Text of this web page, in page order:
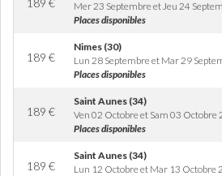
189 €
Mer 23 Septembre et Jeu 24
Places disponibles
189 €
Nimes (30)
Lun 28 Septembre et Mar 29
Places disponibles
189 €
Saint Aunes (34)
Ven 02 Octobre et Sam 03 Octobre
Places disponibles
189 €
Saint Aunes (34)
Lun 12 Octobre et Mar 13 Octobre